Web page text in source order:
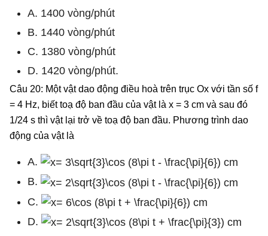
A. 1400 vòng/phút
B. 1440 vòng/phút
C. 1380 vòng/phút
D. 1420 vòng/phút.
Câu 20: Một vật dao động điều hoà trên trục Ox với tần số f
= 4 Hz, biết toạ độ ban đầu của vật là x = 3 cm và sau đó
1/24 s thì vật lại trở về toạ độ ban đầu. Phương trình dao
động của vật là
A.
B.
C.
D.